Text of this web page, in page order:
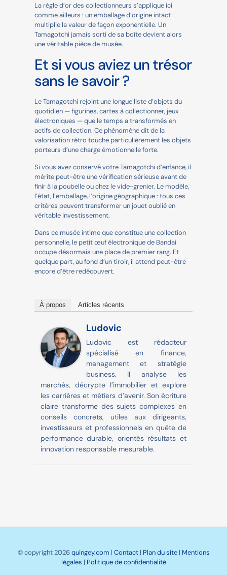
La règle d’or des collectionneurs s’applique ici
comme ailleurs : un emballage d’origine intact
multiplie la valeur de façon exponentielle. Un
Tamagotchi jamais sorti de sa boîte devient alors
une véritable pièce de musée.
Et si vous aviez un trésor
sans le savoir ?
Le Tamagotchi rejoint une longue liste d’objets du
quotidien — figurines, cartes à collectionner, jeux
électroniques — que le temps a transformés en
actifs de collection. Ce phénomène dit de la
valorisation rétro touche particulièrement les objets
porteurs d’une charge émotionnelle forte.
Si vous avez conservé votre Tamagotchi d’enfance, il
mérite peut-être une vérification sérieuse avant de
finir à la poubelle ou chez le vide-grenier. Le modèle,
l’état, l’emballage, l’origine géographique : tous ces
critères peuvent transformer un jouet oublié en
véritable investissement.
Dans ce musée intime que constitue une collection
personnelle, le petit œuf électronique de Bandai
occupe désormais une place de premier rang. Et
quelque part, au fond d’un tiroir, il attend peut-être
encore d’être redécouvert.
À propos Articles récents
Ludovic
Ludovic est rédacteur
spécialisé en finance,
management et stratégie
business. Il analyse les
marchés, décrypte l’immobilier et explore
les carrières et métiers d’avenir. Son écriture
claire transforme des sujets complexes en
conseils concrets, utiles aux dirigeants,
investisseurs et professionnels en quête de
performance durable, orientés résultats et
innovation responsable mesurable.
© copyright 2026quingey.com | Contact| Plan du site| Mentions
légales | Politique de confidentialité